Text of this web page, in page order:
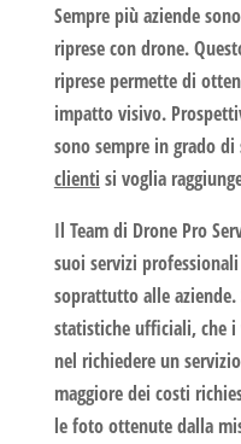
Sempre più aziende
riprese con drone.
riprese permette di
impatto visivo.
sonosemprein grado di
clienti si voglia
Il Team di Drone Pro
suoi servizi
soprattutto alle
statistiche ufficiali, che
nel richiedere un
maggiore dei costi
lefotoottenute dalla